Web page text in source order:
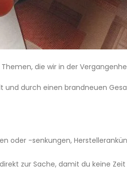
die wir in der
und durch einen brandneuen
oder -senkungen,
zur Sache, damit du keine